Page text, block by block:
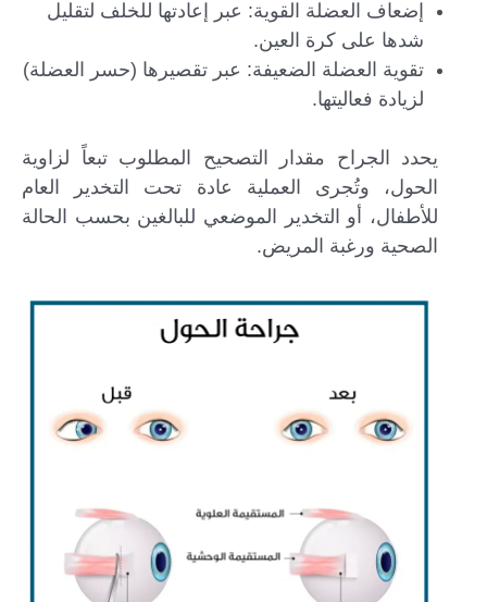
إضعاف العضلة القوية: عبر إعادتها للخلف لتقليل
شدها على كرة العين.
تقوية العضلة الضعيفة: عبر تقصيرها (حسر العضلة)
لزيادة فعاليتها.
يحدد الجراح مقدار التصحيح المطلوب تبعاً لزاوية
الحول، وتُجرى العملية عادة تحت التخدير العام
للأطفال، أو التخدير الموضعي للبالغين بحسب الحالة
الصحية ورغبة المريض.